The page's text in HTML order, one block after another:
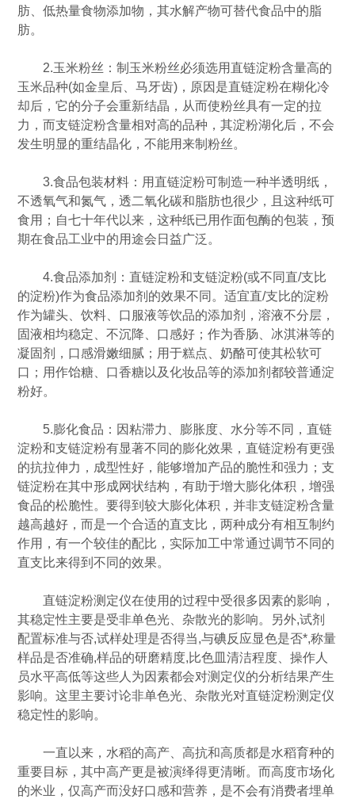
肪、低热量食物添加物，其水解产物可替代食品中的脂
肪。
2.玉米粉丝：制玉米粉丝必须选用直链淀粉含量高的
玉米品种(如金皇后、马牙齿)，原因是直链淀粉在糊化冷
却后，它的分子会重新结晶，从而使粉丝具有一定的拉
力，而支链淀粉含量相对高的品种，其淀粉湖化后，不会
发生明显的重结晶化，不能用来制粉丝。
3.食品包装材料：用直链淀粉可制造一种半透明纸，
不透氧气和氮气，透二氧化碳和脂肪也很少，且这种纸可
食用；自七十年代以来，这种纸已用作面包酶的包装，预
期在食品工业中的用途会日益广泛。
4.食品添加剂：直链淀粉和支链淀粉(或不同直/支比
的淀粉)作为食品添加剂的效果不同。适宜直/支比的淀粉
作为罐头、饮料、口服液等饮品的添加剂，溶液不分层，
固液相均稳定、不沉降、口感好；作为香肠、冰淇淋等的
凝固剂，口感滑嫩细腻；用于糕点、奶酪可使其松软可
口；用作饴糖、口香糖以及化妆品等的添加剂都较普通淀
粉好。
5.膨化食品：因粘滞力、膨胀度、水分等不同，直链
淀粉和支链淀粉有显著不同的膨化效果，直链淀粉有更强
的抗拉伸力，成型性好，能够增加产品的脆性和强力；支
链淀粉在其中形成网状结构，有助于增大膨化体积，增强
食品的松脆性。要得到较大膨化体积，并非支链淀粉含量
越高越好，而是一个合适的直支比，两种成分有相互制约
作用，有一个较佳的配比，实际加工中常通过调节不同的
直支比来得到不同的效果。
直链淀粉测定仪在使用的过程中受很多因素的影响，
其稳定性主要是受非单色光、杂散光的影响。另外,试剂
配置标准与否,试样处理是否得当,与碘反应显色是否*,称量
样品是否准确,样品的研磨精度,比色皿清洁程度、操作人
员水平高低等这些人为因素都会对测定仪的分析结果产生
影响。这里主要讨论非单色光、杂散光对直链淀粉测定仪
稳定性的影响。
一直以来，水稻的高产、高抗和高质都是水稻育种的
重要目标，其中高产更是被演绎得更清晰。而高度市场化
的米业，仅高产而没好口感和营养，是不会有消费者埋单